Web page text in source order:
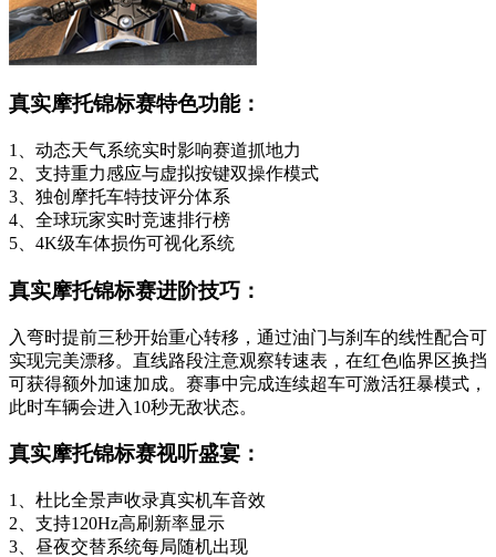
真实摩托锦标赛特色功能：
1、动态天气系统实时影响赛道抓地力
2、支持重力感应与虚拟按键双操作模式
3、独创摩托车特技评分体系
4、全球玩家实时竞速排行榜
5、4K级车体损伤可视化系统
真实摩托锦标赛进阶技巧：
入弯时提前三秒开始重心转移，通过油门与刹车的线性配合可
实现完美漂移。直线路段注意观察转速表，在红色临界区换挡
可获得额外加速加成。赛事中完成连续超车可激活狂暴模式，
此时车辆会进入10秒无敌状态。
真实摩托锦标赛视听盛宴：
1、杜比全景声收录真实机车音效
2、支持120Hz高刷新率显示
3、昼夜交替系统每局随机出现